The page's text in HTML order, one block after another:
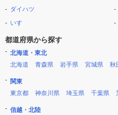
ダイハツ
いすゞ
都道府県から探す
北海道・東北
北海道
青森県 岩手県 宮城県 秋
関東
東京都
神奈川県 埼玉県 千葉県
信越・北陸